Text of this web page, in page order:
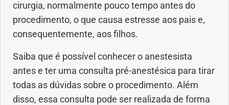
Dengue
Dermatologia
Diabetes
Dieta e nutrição
cirurgia, normalmente pouco tempo antes do
procedimento, o que causa estresse aos pais e,
consequentemente, aos filhos.
Saiba que é possível conhecer o anestesista
antes e ter uma consulta pré-anestésica para tirar
todas as dúvidas sobre o procedimento. Além
disso, essa consulta pode ser realizada de forma